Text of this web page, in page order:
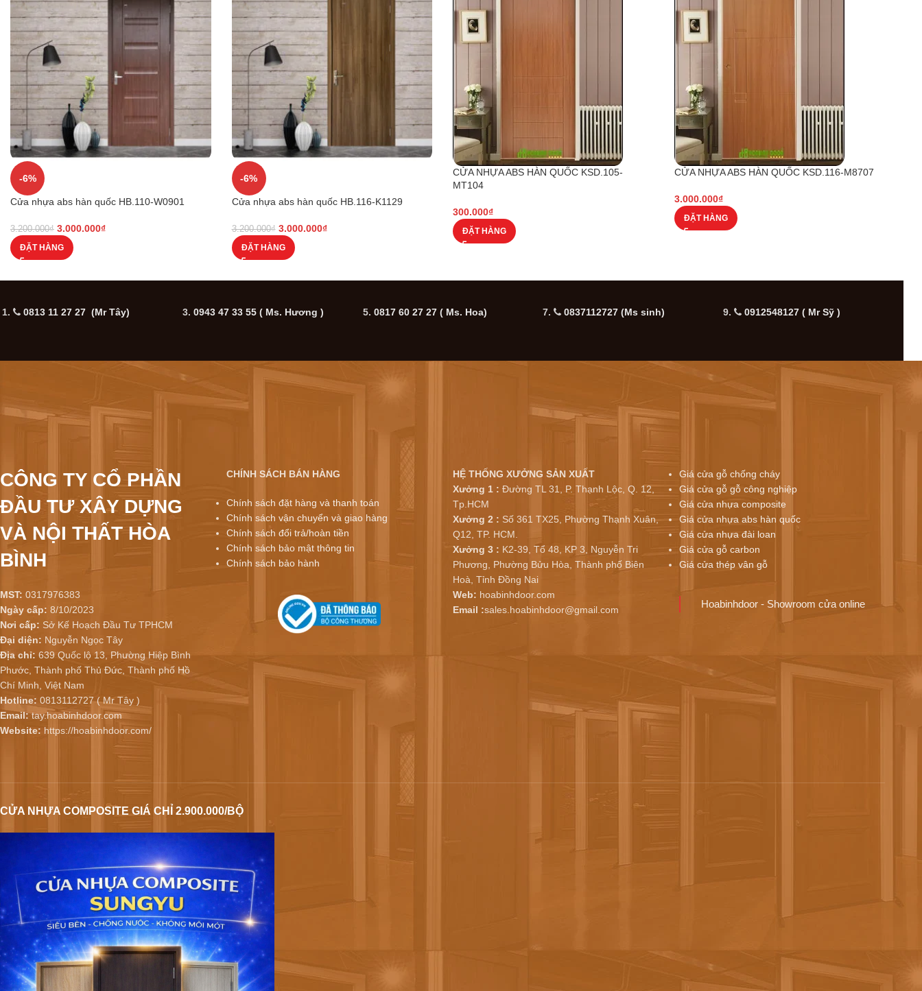
-6%
Cửa nhựa abs hàn quốc HB.110-W0901
3.200.000₫ 3.000.000₫
ĐẶT HÀNG
-6%
Cửa nhựa abs hàn quốc HB.116-K1129
3.200.000₫ 3.000.000₫
ĐẶT HÀNG
CỬA NHỰA ABS HÀN QUỐC KSD.105-
MT104
300.000₫
ĐẶT HÀNG
CỬA NHỰA ABS HÀN QUỐC KSD.116-M8707
3.000.000₫
ĐẶT HÀNG
1. 0813 11 27 27 (Mr Tây) 3. 0943 47 33 55( Ms. Hương ) 5. 0817 60 27 27( Ms. Hoa) 7. 0837112727 (Ms sinh) 9. 0912548127 ( Mr Sỹ )
CÔNG TY CỔ PHẦN
ĐẦU TƯ XÂY DỰNG
VÀ NỘI THẤT HÒA
BÌNH
MST: 0317976383
Ngày cấp: 8/10/2023
Nơi cấp: Sở Kế Hoạch Đầu Tư TPHCM
Đại diện: Nguyễn Ngọc Tây
Địa chỉ: 639 Quốc lộ 13, Phường Hiệp Bình
Phước, Thành phố Thủ Đức, Thành phố Hồ
Chí Minh, Việt Nam
Hotline: 0813112727 ( Mr Tây )
Email:tay.hoabinhdoor.com
Website: https://hoabinhdoor.com/
CHÍNH SÁCH BÁN HÀNG
Chính sách đặt hàng và thanh toán
Chính sách vận chuyển và giao hàng
Chính sách đổi trả/hoàn tiền
Chính sách bảo mật thông tin
Chính sách bảo hành
HỆ THỐNG XƯỞNG SẢN XUẤT
Xưởng 1 : Đường TL 31, P. Thạnh Lộc, Q. 12,
Tp.HCM
Xưởng 2 : Số 361 TX25, Phường Thạnh Xuân,
Q12, TP. HCM.
Xưởng 3 : K2-39, Tổ 48, KP 3, Nguyễn Tri
Phương, Phường Bửu Hòa, Thành phố Biên
Hoà, Tỉnh Đồng Nai
Web: hoabinhdoor.com
Email :sales.hoabinhdoor@gmail.com
Giá cửa gỗ chống cháy
Giá cửa gỗ gỗ công nghiệp
Giá cửa nhựa composite
Giá cửa nhựa abs hàn quốc
Giá cửa nhựa đài loan
Giá cửa gỗ carbon
Giá cửa thép vân gỗ
Hoabinhdoor - Showroom cửa online
CỬA NHỰA COMPOSITE GIÁ CHỈ 2.900.000/BỘ